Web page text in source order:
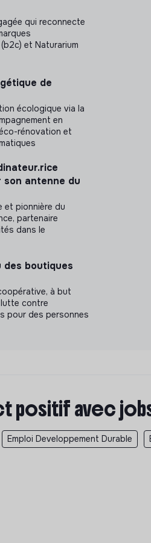
qui reconnecte
et Naturarium
de
écologique via la
en
rénovation et
son antenne du
et pionnière du
partenaire
dans le
des boutiques
à but
contre
pour des personnes
positif avec
Emploi Developpement Durable